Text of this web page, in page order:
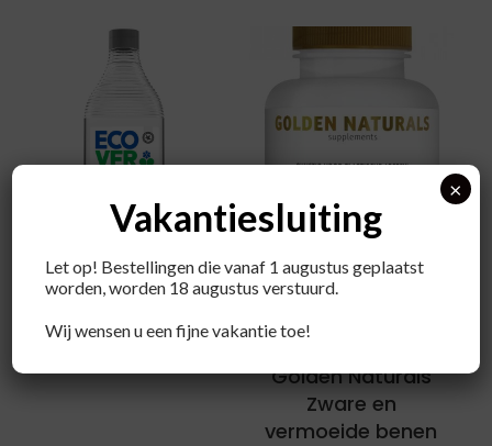
Afwasmiddel zero
€4,19
Golden Naturals
Zware en
vermoeide benen
Vakantiesluiting
Let op! Bestellingen die vanaf 1 augustus geplaatst
worden, worden 18 augustus verstuurd.
Wij wensen u een fijne vakantie toe!
×